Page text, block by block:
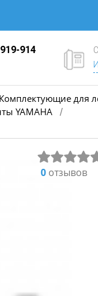
914
Комплектующие для
YAMAHA /
0отзывов